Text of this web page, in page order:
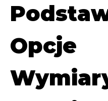
Opcje